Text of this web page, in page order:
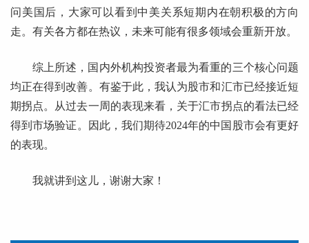
问美国后，大家可以看到中美关系短期内在朝积极的方向
走。有关各方都在热议，未来可能有很多领域会重新开放。
综上所述，国内外机构投资者最为看重的三个核心问题
均正在得到改善。有鉴于此，我认为股市和汇市已经接近短
期拐点。从过去一周的表现来看，关于汇市拐点的看法已经
得到市场验证。因此，我们期待2024年的中国股市会有更好
的表现。
我就讲到这儿，谢谢大家！